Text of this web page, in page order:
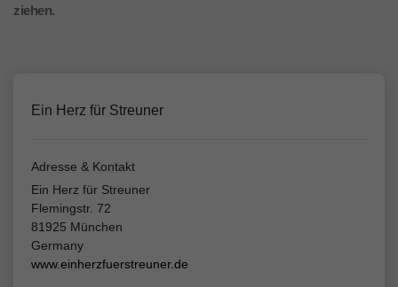
ziehen.
Ein Herz für Streuner
Adresse & Kontakt
Ein Herz für Streuner
Flemingstr. 72
81925 München
Germany
www.einherzfuerstreuner.de